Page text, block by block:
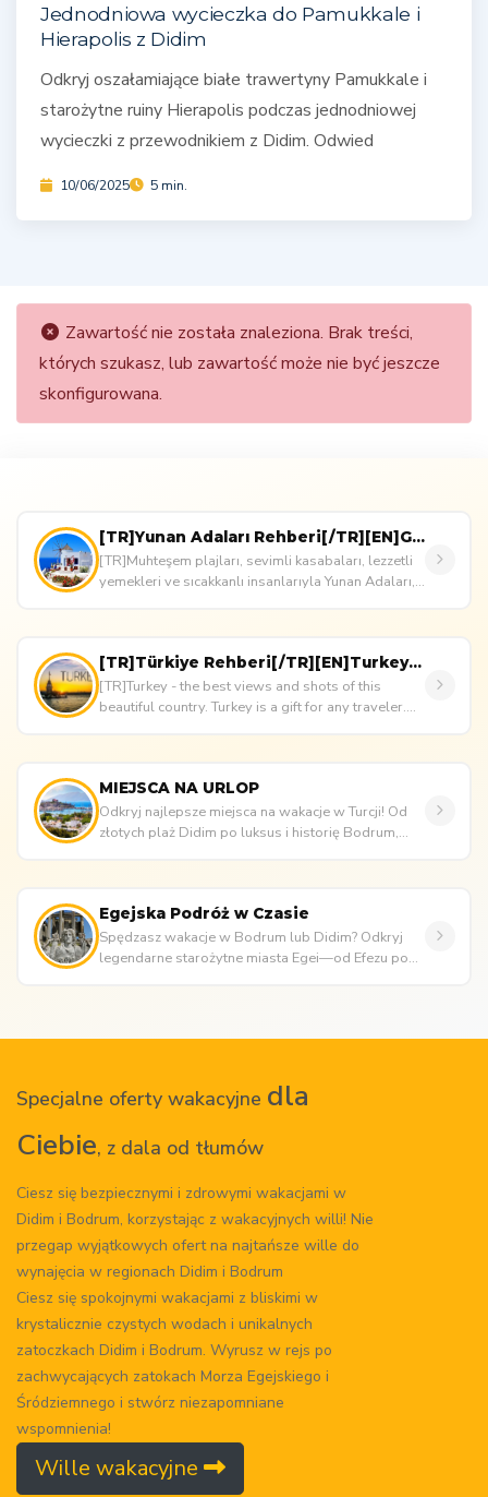
Jednodniowa wycieczka do Pamukkale i
Hierapolis z Didim
Odkryj oszałamiające białe trawertyny Pamukkale i
starożytne ruiny Hierapolis podczas jednodniowej
wycieczki z przewodnikiem z Didim. Odwied
10/06/2025 5 min.
Zawartość nie została znaleziona. Brak treści,
których szukasz, lub zawartość może nie być jeszcze
skonfigurowana.
[TR]Yunan Adaları Rehberi[/TR][EN]Greek Islands Guide[/EN]
[TR]Muhteşem plajları, sevimli kasabaları, lezzetli
yemekleri ve sıcakkanlı insanlarıyla Yunan Adaları,
[TR]Türkiye Rehberi[/TR][EN]Turkey Guide[/EN]
[TR]Turkey - the best views and shots of this
beautiful country. Turkey is a gift for any traveler.
MIEJSCA NA URLOP
Odkryj najlepsze miejsca na wakacje w Turcji! Od
złotych plaż Didim po luksus i historię Bodrum,
Egejska Podróż w Czasie
Spędzasz wakacje w Bodrum lub Didim? Odkryj
legendarne starożytne miasta Egei—od Efezu po
Specjalne oferty wakacyjne dla
Ciebie, z dala od tłumów
Ciesz się bezpiecznymi i zdrowymi wakacjami w
Didim i Bodrum, korzystając z wakacyjnych willi! Nie
przegap wyjątkowych ofert na najtańsze wille do
wynajęcia w regionach Didim i Bodrum
Ciesz się spokojnymi wakacjami z bliskimi w
krystalicznie czystych wodach i unikalnych
zatoczkach Didim i Bodrum. Wyrusz w rejs po
zachwycających zatokach Morza Egejskiego i
Śródziemnego i stwórz niezapomniane
wspomnienia!
Wille wakacyjne